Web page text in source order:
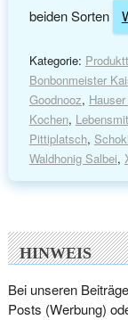
beiden Sorten
Kategorie:
Bonbonmeister
Goodnooz,
Kochen,
Pittiplatsch,
Waldhonig Salbei,
HINWEIS
Bei unseren
Posts (Werbung)